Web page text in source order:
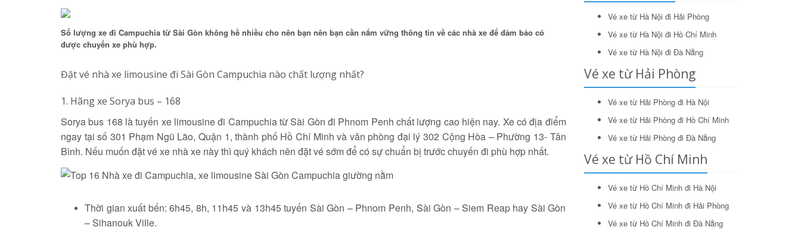
Số lượng xe đi Campuchia từ Sài Gòn không hề nhiều cho nên bạn nên bạn cần nắm vững thông tin về các nhà xe để đảm bảo có
được chuyến xe phù hợp.
Đặt vé nhà xe limousine đi Sài Gòn Campuchia nào chất lượng nhất?
1. Hãng xe Sorya bus – 168
Sorya bus 168 là tuyến xe limousine đi Campuchia từ Sài Gòn đi Phnom Penh chất lượng cao hiện nay. Xe có địa điểm
ngay tại số 301 Phạm Ngũ Lão, Quận 1, thành phố Hồ Chí Minh và văn phòng đại lý 302 Cộng Hòa – Phường 13- Tân
Bình. Nếu muốn đặt vé xe nhà xe này thì quý khách nên đặt vé sớm để có sự chuẩn bị trước chuyến đi phù hợp nhất.
Thời gian xuất bến: 6h45, 8h, 11h45 và 13h45 tuyến Sài Gòn – Phnom Penh, Sài Gòn – Siem Reap hay Sài Gòn
– Sihanouk Ville.
Vé xe từ Hà Nội đi Hải Phòng
Vé xe từ Hà Nội đi Hồ Chí Minh
Vé xe từ Hà Nội đi Đà Nẵng
Vé xe từ Hải Phòng
Vé xe từ Hải Phòng đi Hà Nội
Vé xe từ Hải Phòng đi Hồ Chí Minh
Vé xe từ Hải Phòng đi Đà Nẵng
Vé xe từ Hồ Chí Minh
Vé xe từ Hồ Chí Minh đi Hà Nội
Vé xe từ Hồ Chí Minh đi Hải Phòng
Vé xe từ Hồ Chí Minh đi Đà Nẵng